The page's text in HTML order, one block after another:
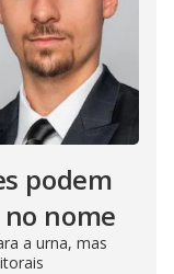
podem
nome
a urna, mas